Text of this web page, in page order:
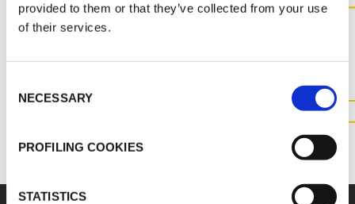
provided to them or that they’ve collected from your use
of their services.
Selection
NECESSARY
PROFILING COOKIES
STATISTICS
CONTACTEZ-NOUS POUR
PLUS D'INFORMATIONS SUR
CE PRODUIT